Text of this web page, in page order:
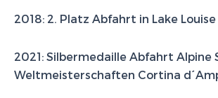
2018: 2. Platz Abfahrt in Lake Louise
2021: Silbermedaille Abfahrt Alpine
Weltmeisterschaften Cortina